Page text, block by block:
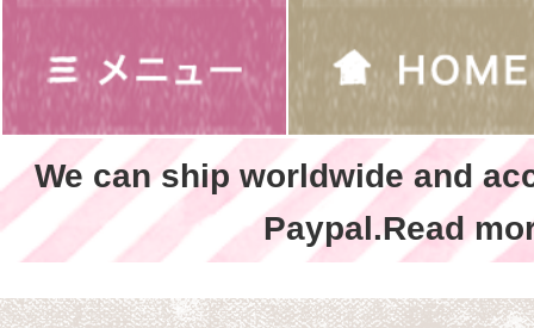
We can ship worldwide and
Paypal.Read